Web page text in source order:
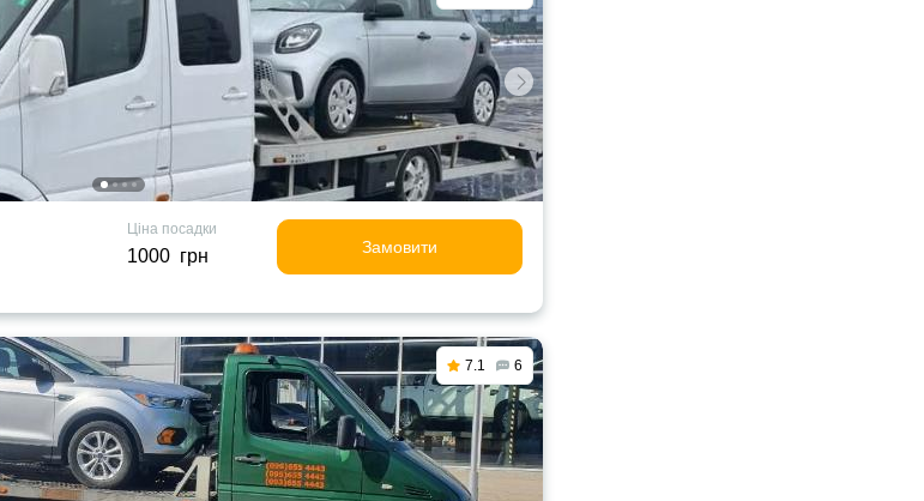
Ціна посадки
1000 грн Замовити
7.1 6